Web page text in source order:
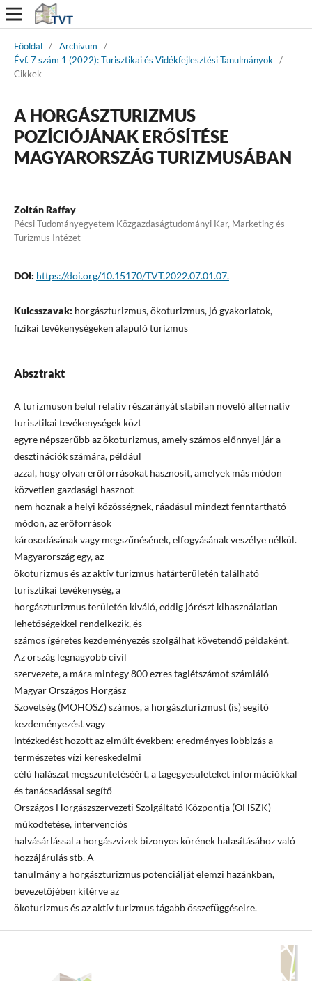
Főoldal / Archívum
/
Évf. 7 szám 1 (2022): Turisztikai és Vidékfejlesztési Tanulmányok /
Cikkek
A HORGÁSZTURIZMUS
POZÍCIÓJÁNAK ERŐSÍTÉSE
MAGYARORSZÁG TURIZMUSÁBAN
Zoltán Raffay
Pécsi Tudományegyetem Közgazdaságtudományi Kar, Marketing és
Turizmus Intézet
DOI: https://doi.org/10.15170/TVT.2022.07.01.07.
Kulcsszavak: horgászturizmus, ökoturizmus, jó gyakorlatok,
fizikai tevékenységeken alapuló turizmus
Absztrakt
A turizmuson belül relatív részarányát stabilan növelő alternatív
turisztikai tevékenységek közt
egyre népszerűbb az ökoturizmus, amely számos előnnyel jár a
desztinációk számára, például
azzal, hogy olyan erőforrásokat hasznosít, amelyek más módon
közvetlen gazdasági hasznot
nem hoznak a helyi közösségnek, ráadásul mindezt fenntartható
módon, az erőforrások
károsodásának vagy megszűnésének, elfogyásának veszélye nélkül.
Magyarország egy, az
ökoturizmus és az aktív turizmus határterületén található
turisztikai tevékenység, a
horgászturizmus területén kiváló, eddig jórészt kihasználatlan
lehetőségekkel rendelkezik, és
számos ígéretes kezdeményezés szolgálhat követendő példaként.
Az ország legnagyobb civil
szervezete, a mára mintegy 800 ezres taglétszámot számláló
Magyar Országos Horgász
Szövetség (MOHOSZ) számos, a horgászturizmust (is) segítő
kezdeményezést vagy
intézkedést hozott az elmúlt években: eredményes lobbizás a
természetes vízi kereskedelmi
célú halászat megszüntetéséért, a tagegyesületeket információkkal
és tanácsadással segítő
Országos Horgászszervezeti Szolgáltató Központja (OHSZK)
működtetése, intervenciós
halvásárlással a horgászvizek bizonyos körének halasításához való
hozzájárulás stb. A
tanulmány a horgászturizmus potenciálját elemzi hazánkban,
bevezetőjében kitérve az
ökoturizmus és az aktív turizmus tágabb összefüggéseire.